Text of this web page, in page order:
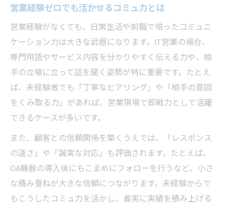
営業経験ゼロでも活かせるコミュ力とは
営業経験がなくても、日常生活や前職で培ったコミュニ
ケーション力は大きな武器になります。IT営業の場合、
専門用語やサービス内容を分かりやすく伝える力や、相
手の立場に立って話を聞く姿勢が特に重要です。たとえ
ば、未経験者でも「丁寧なヒアリング」や「相手の意図
をくみ取る力」があれば、営業現場で即戦力として活躍
できるケースが多いです。
また、顧客との信頼関係を築くうえでは、「レスポンス
の速さ」や「誠実な対応」も評価されます。たとえば、
OA機器の導入後にもこまめにフォローを行うなど、小さ
な積み重ねが大きな信頼につながります。未経験からで
もこうしたコミュ力を活かし、着実に実績を積み上げる